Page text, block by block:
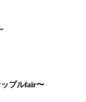
プルfair〜